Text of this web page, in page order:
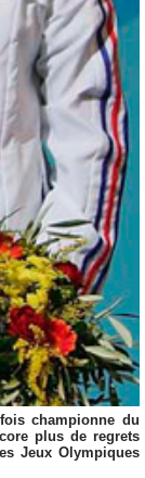
championne du
plus de regrets
Jeux Olympiques